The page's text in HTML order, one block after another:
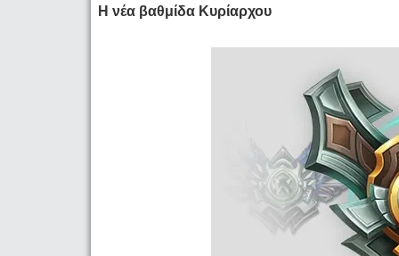
Η νέα βαθμίδα Κυρίαρχου